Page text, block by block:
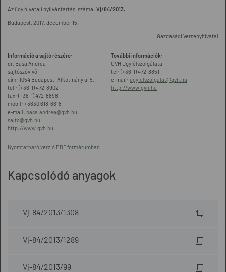
Az ügy hivatali nyilvántartási száma: Vj/84/2013.
Budapest, 2017. december 15.
Gazdasági Versenyhivatal
Információ a sajtó részére:
dr. Basa Andrea
sajtószóvivő
cím: 1054 Budapest, Alkotmány u. 5.
tel.: (+36-1) 472-8902
fax: (+36-1) 472-8898
mobil: +3630 618-6618
e-mail: basa.andrea@gvh.hu
sajto@gvh.hu
http://www.gvh.hu
További információk:
GVH Ügyfélszolgálata
tel: (+36-1) 472-8851
e-mail: ugyfelszolgalat@gvh.hu
http://www.gvh.hu
Nyomtatható verzió PDF formátumban
Kapcsolódó anyagok
Vj-84/2013/1308
Vj-84/2013/1289
Vj-84/2013/99